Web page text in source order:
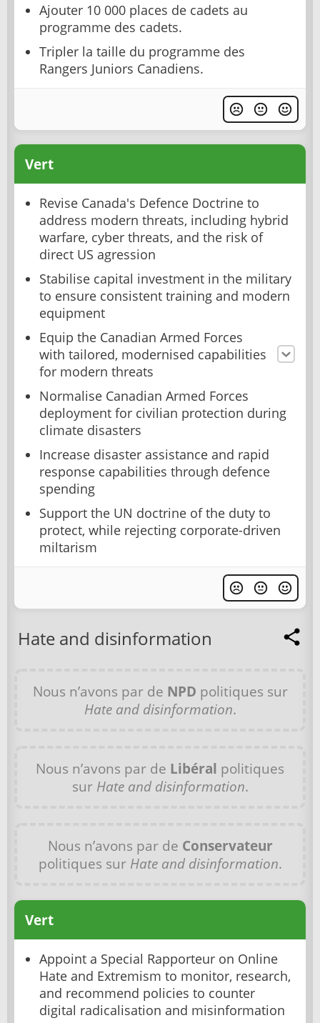
Ajouter 10 000 places de cadets au
programme des cadets.
Tripler la taille du programme des
Rangers Juniors Canadiens.
Vert
Revise Canada's Defence Doctrine to
address modern threats, including hybrid
warfare, cyber threats, and the risk of
direct US agression
Stabilise capital investment in the military
to ensure consistent training and modern
equipment
Equip the Canadian Armed Forces
with tailored, modernised capabilities
for modern threats
Normalise Canadian Armed Forces
deployment for civilian protection during
climate disasters
Increase disaster assistance and rapid
response capabilities through defence
spending
Support the UN doctrine of the duty to
protect, while rejecting corporate-driven
miltarism
Hate and disinformation
Nous n’avons par de NPD politiques sur
Hate and disinformation.
Nous n’avons par de Libéral politiques
sur Hate and disinformation.
Nous n’avons par de Conservateur
politiques sur Hate and disinformation.
Vert
Appoint a Special Rapporteur on Online
Hate and Extremism to monitor, research,
and recommend policies to counter
digital radicalisation and misinformation